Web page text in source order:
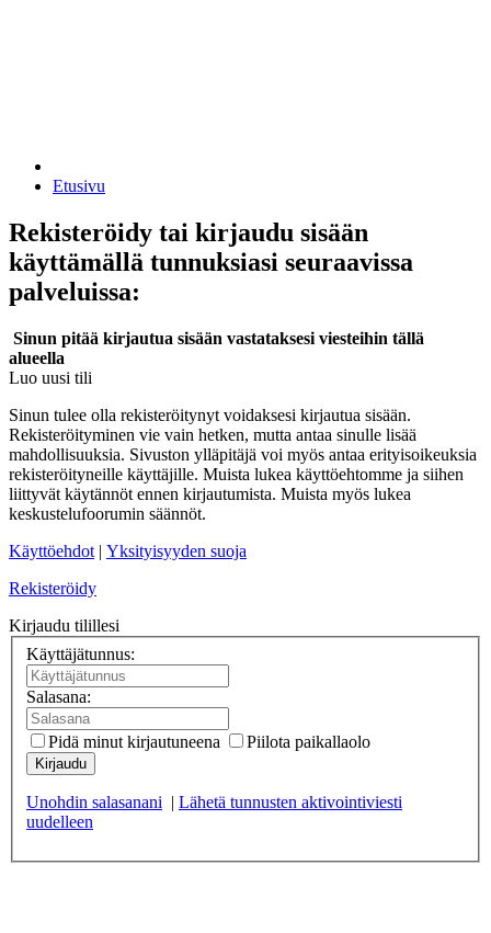
Etusivu
Rekisteröidy tai kirjaudu sisään
käyttämällä tunnuksiasi seuraavissa
palveluissa:
Sinun pitää kirjautua sisään vastataksesi viesteihin tällä
alueella
Luo uusi tili
Sinun tulee olla rekisteröitynyt voidaksesi kirjautua sisään.
Rekisteröityminen vie vain hetken, mutta antaa sinulle lisää
mahdollisuuksia. Sivuston ylläpitäjä voi myös antaa erityisoikeuksia
rekisteröityneille käyttäjille. Muista lukea käyttöehtomme ja siihen
liittyvät käytännöt ennen kirjautumista. Muista myös lukea
keskustelufoorumin säännöt.
Käyttöehdot | Yksityisyyden suoja
Rekisteröidy
Kirjaudu tilillesi
Käyttäjätunnus:
Salasana:
Pidä minut kirjautuneena Piilota paikallaolo
Kirjaudu
Unohdin salasanani | Lähetä tunnusten aktivointiviesti
uudelleen